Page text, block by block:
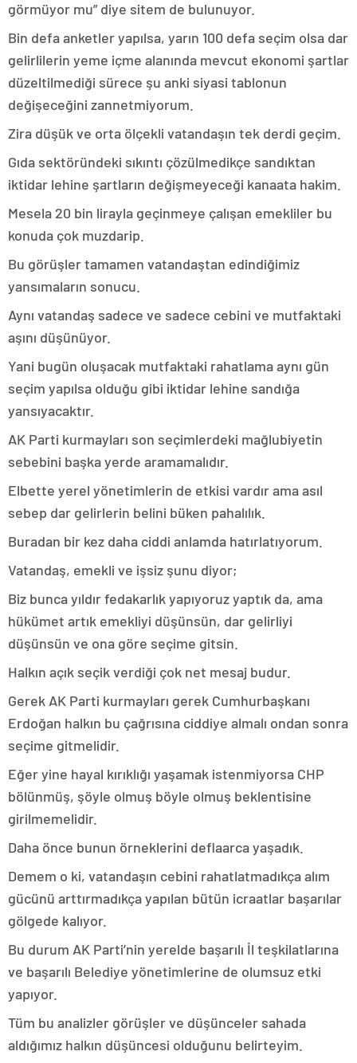
görmüyor mu” diye sitem de bulunuyor.
Bin defa anketler yapılsa, yarın 100 defa seçim olsa dar
gelirlilerin yeme içme alanında mevcut ekonomi şartlar
düzeltilmediği sürece şu anki siyasi tablonun
değişeceğini zannetmiyorum.
Zira düşük ve orta ölçekli vatandaşın tek derdi geçim.
Gıda sektöründeki sıkıntı çözülmedikçe sandıktan
iktidar lehine şartların değişmeyeceği kanaata hakim.
Mesela 20 bin lirayla geçinmeye çalışan emekliler bu
konuda çok muzdarip.
Bu görüşler tamamen vatandaştan edindiğimiz
yansımaların sonucu.
Aynı vatandaş sadece ve sadece cebini ve mutfaktaki
aşını düşünüyor.
Yani bugün oluşacak mutfaktaki rahatlama aynı gün
seçim yapılsa olduğu gibi iktidar lehine sandığa
yansıyacaktır.
AK Parti kurmayları son seçimlerdeki mağlubiyetin
sebebini başka yerde aramamalıdır.
Elbette yerel yönetimlerin de etkisi vardır ama asıl
sebep dar gelirlerin belini büken pahalılık.
Buradan bir kez daha ciddi anlamda hatırlatıyorum.
Vatandaş, emekli ve işsiz şunu diyor;
Biz bunca yıldır fedakarlık yapıyoruz yaptık da, ama
hükümet artık emekliyi düşünsün, dar gelirliyi
düşünsün ve ona göre seçime gitsin.
Halkın açık seçik verdiği çok net mesaj budur.
Gerek AK Parti kurmayları gerek Cumhurbaşkanı
Erdoğan halkın bu çağrısına ciddiye almalı ondan sonra
seçime gitmelidir.
Eğer yine hayal kırıklığı yaşamak istenmiyorsa CHP
bölünmüş, şöyle olmuş böyle olmuş beklentisine
girilmemelidir.
Daha önce bunun örneklerini deflaarca yaşadık.
Demem o ki, vatandaşın cebini rahatlatmadıkça alım
gücünü arttırmadıkça yapılan bütün icraatlar başarılar
gölgede kalıyor.
Bu durum AK Parti’nin yerelde başarılı İl teşkilatlarına
ve başarılı Belediye yönetimlerine de olumsuz etki
yapıyor.
Tüm bu analizler görüşler ve düşünceler sahada
aldığımız halkın düşüncesi olduğunu belirteyim.